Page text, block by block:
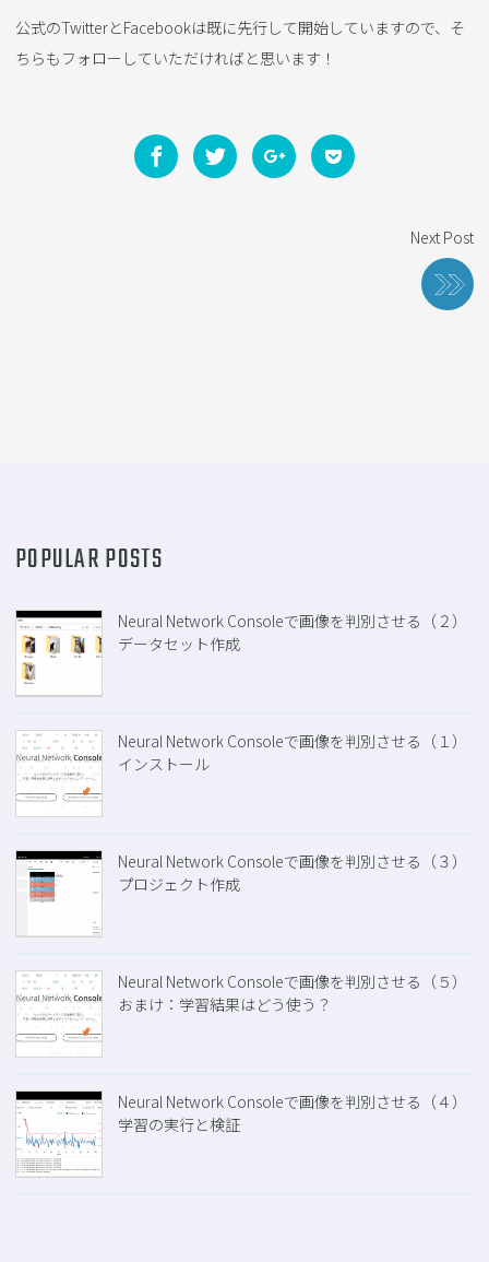
公式のTwitterとFacebookは既に先行して開始していますので、そ
ちらもフォローしていただければと思います！
Next Post
POPULAR POSTS
Neural Network Consoleで画像を判別させる（２）
データセット作成
Neural Network Consoleで画像を判別させる（１）
インストール
Neural Network Consoleで画像を判別させる（３）
プロジェクト作成
Neural Network Consoleで画像を判別させる（５）
おまけ：学習結果はどう使う？
Neural Network Consoleで画像を判別させる（４）
学習の実行と検証